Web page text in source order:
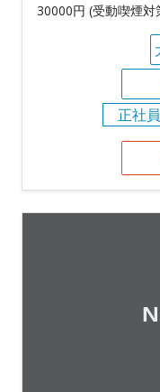
30000円 (受動喫煙
正社員